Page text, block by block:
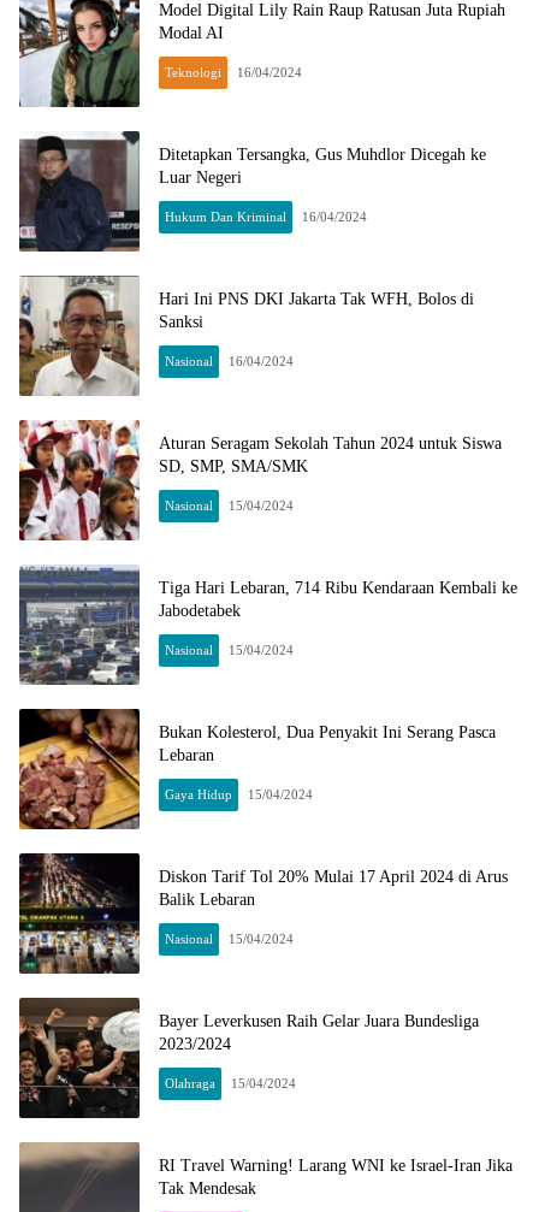
Model Digital Lily Rain Raup Ratusan Juta Rupiah
Modal AI
Teknologi 16/04/2024
Ditetapkan Tersangka, Gus Muhdlor Dicegah ke
Luar Negeri
Hukum Dan Kriminal 16/04/2024
Hari Ini PNS DKI Jakarta Tak WFH, Bolos di
Sanksi
Nasional 16/04/2024
Aturan Seragam Sekolah Tahun 2024 untuk Siswa
SD, SMP, SMA/SMK
Nasional 15/04/2024
Tiga Hari Lebaran, 714 Ribu Kendaraan Kembali ke
Jabodetabek
Nasional 15/04/2024
Bukan Kolesterol, Dua Penyakit Ini Serang Pasca
Lebaran
Gaya Hidup 15/04/2024
Diskon Tarif Tol 20% Mulai 17 April 2024 di Arus
Balik Lebaran
Nasional 15/04/2024
Bayer Leverkusen Raih Gelar Juara Bundesliga
2023/2024
Olahraga 15/04/2024
RI Travel Warning! Larang WNI ke Israel-Iran Jika
Tak Mendesak